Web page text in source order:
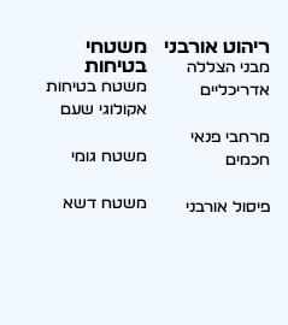
ריהוט אורבני
מבני הצללה
אדריכליים
מרחבי פנאי
חכמים
פיסול אורבני
משטחי
בטיחות
משטח בטיחות
אקולוגי שעם
משטח גומי
משטח דשא